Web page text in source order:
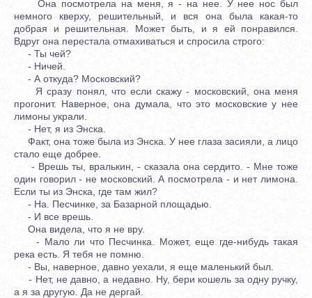
Она посмотрела на меня, я - на нее. У нее нос был
немного кверху, решительный, и вся она была какая-то
добрая и решительная. Может быть, и я ей понравился.
Вдруг она перестала отмахиваться и спросила строго:
- Ты чей?
- Ничей.
- А откуда? Московский?
Я сразу понял, что если скажу - московский, она меня
прогонит. Наверное, она думала, что это московские у нее
лимоны украли.
- Нет, я из Энска.
Факт, она тоже была из Энска. У нее глаза засияли, а лицо
стало еще добрее.
- Врешь ты, вралькин, - сказала она сердито. - Мне тоже
один говорил - не московский. А посмотрела - и нет лимона.
Если ты из Энска, где там жил?
- На. Песчинке, за Базарной площадью.
- И все врешь.
Она видела, что я не вру.
- Мало ли что Песчинка. Может, еще где-нибудь такая
река есть. Я тебя не помню.
- Вы, наверное, давно уехали, я еще маленький был.
- Нет, не давно, а недавно. Ну, бери кошель за одну ручку,
а я за другую. Да не дергай.